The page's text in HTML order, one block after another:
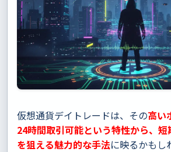
仮想通貨デイトレードは、その高い
24時間取引可能という特性から、
を狙える魅力的な手法に映るかもし